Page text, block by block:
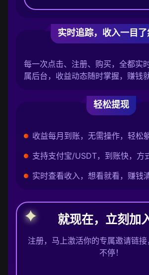
实时追踪，收入一目了
每一次点击、注册、购买，全都实
属后台，收益动态随时掌握，赚钱
轻松提现
收益每月到账，无需操作，轻松
支持支付宝/USDT，到账快，方
实时查看收入，想看就看，赚钱
就现在，立刻加
注册，马上激活你的专属邀请链
不停！